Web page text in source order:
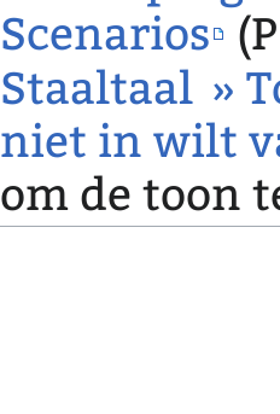
Scenarios
Staaltaal »
niet in wilt
om de toon